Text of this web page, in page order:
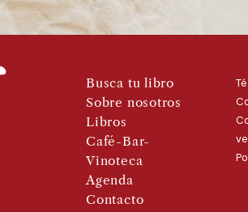
Busca tu libro
Sobre nosotros
Libros
Café-Bar-
Vinoteca
Agenda
Contacto